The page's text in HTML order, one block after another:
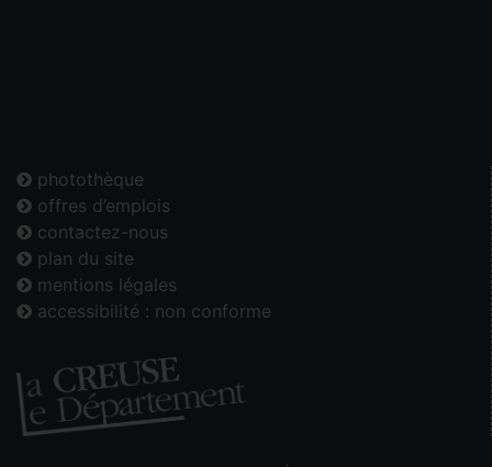
photothèque
offres d’emplois
contactez-nous
plan du site
mentions légales
accessibilité : non conforme